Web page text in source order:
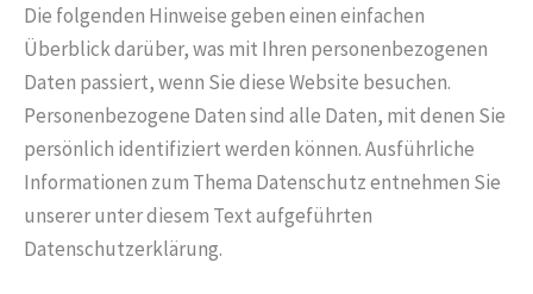
Die folgenden Hinweise geben einen einfachen
Überblick darüber, was mit Ihren personenbezogenen
Daten passiert, wenn Sie diese Website besuchen.
Personenbezogene Daten sind alle Daten, mit denen Sie
persönlich identifiziert werden können. Ausführliche
Informationen zum Thema Datenschutz entnehmen Sie
unserer unter diesem Text aufgeführten
Datenschutzerklärung.